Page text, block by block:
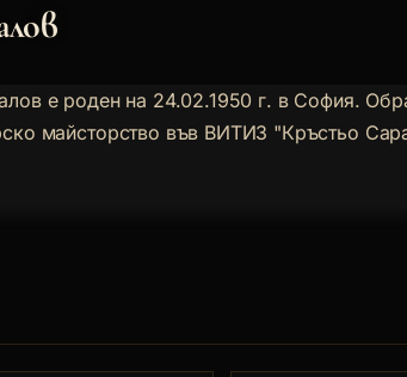
е роден на 24.02.1950 г. в София.
майсторство във ВИТИЗ "Кръстьо